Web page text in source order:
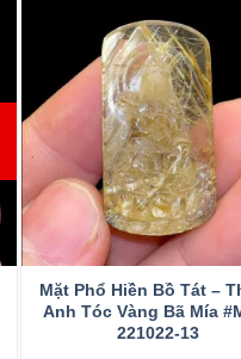
Mặt Phổ Hiền Bồ Tát –
Anh Tóc Vàng Bã Mía
221022-13